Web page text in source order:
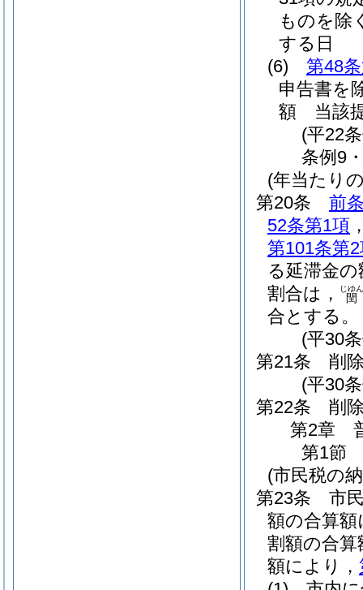
ものを除
する日
(6)
第48
申告書を
額 当該
(平22
条例9
(年当たり
第20条
前
52条第1項
第101条第
る延滞金
割合は，
閏
じゆん
合とする。
(平30
第21条
削
(平30
第22条
削
第2章
第1節
(市民税の
第23条
市
額の合算
割額の合
額により，